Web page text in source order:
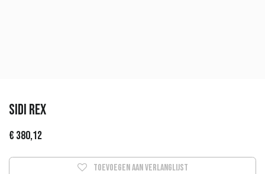
Sidi REX
€ 380,12
Toevoegen aan verlanglijst